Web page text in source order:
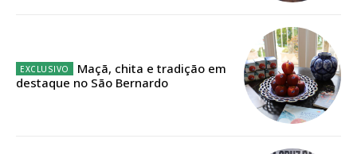
12 meses
Maçã, chita e tradição em
destaque no São Bernardo